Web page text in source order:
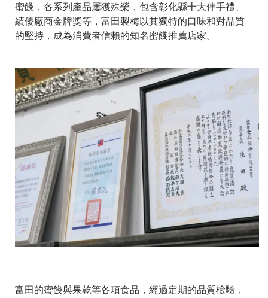
蜜餞，各系列產品屢獲殊榮，包含彰化縣十大伴手禮、
績優廠商金牌獎等，富田製梅以其獨特的口味和對品質
的堅持，成為消費者信賴的知名蜜餞推薦店家。
富田的蜜餞與果乾等各項食品，經過定期的品質檢驗，